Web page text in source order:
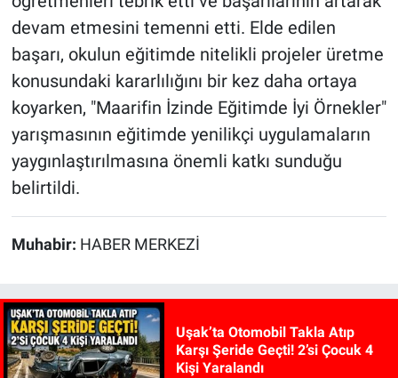
devam etmesini temenni etti. Elde edilen
başarı, okulun eğitimde nitelikli projeler üretme
konusundaki kararlılığını bir kez daha ortaya
koyarken, "Maarifin İzinde Eğitimde İyi Örnekler"
yarışmasının eğitimde yenilikçi uygulamaların
yaygınlaştırılmasına önemli katkı sunduğu
belirtildi.
Muhabir: HABER MERKEZİ
Uşak’ta Otomobil Takla Atıp
Karşı Şeride Geçti! 2’si Çocuk 4
Kişi Yaralandı